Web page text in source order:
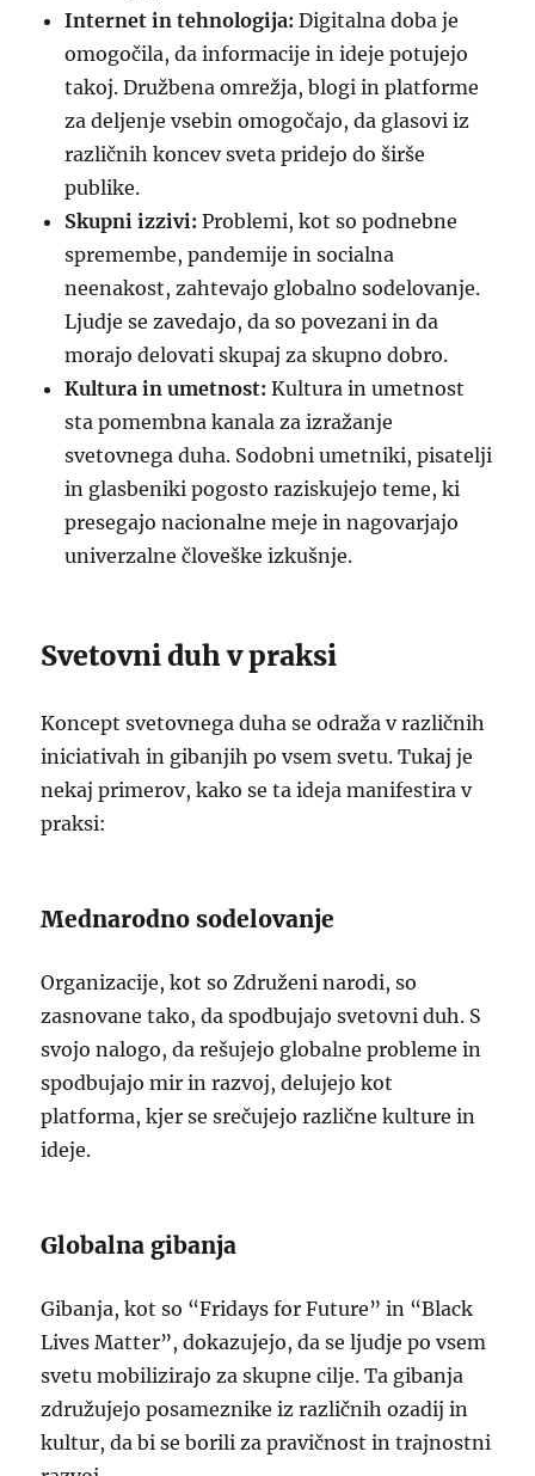
Internet in tehnologija: Digitalna doba je
omogočila, da informacije in ideje potujejo
takoj. Družbena omrežja, blogi in platforme
za deljenje vsebin omogočajo, da glasovi iz
različnih koncev sveta pridejo do širše
publike.
Skupni izzivi: Problemi, kot so podnebne
spremembe, pandemije in socialna
neenakost, zahtevajo globalno sodelovanje.
Ljudje se zavedajo, da so povezani in da
morajo delovati skupaj za skupno dobro.
Kultura in umetnost: Kultura in umetnost
sta pomembna kanala za izražanje
svetovnega duha. Sodobni umetniki, pisatelji
in glasbeniki pogosto raziskujejo teme, ki
presegajo nacionalne meje in nagovarjajo
univerzalne človeške izkušnje.
Svetovni duh v praksi
Koncept svetovnega duha se odraža v različnih
iniciativah in gibanjih po vsem svetu. Tukaj je
nekaj primerov, kako se ta ideja manifestira v
praksi:
Mednarodno sodelovanje
Organizacije, kot so Združeni narodi, so
zasnovane tako, da spodbujajo svetovni duh. S
svojo nalogo, da rešujejo globalne probleme in
spodbujajo mir in razvoj, delujejo kot
platforma, kjer se srečujejo različne kulture in
ideje.
Globalna gibanja
Gibanja, kot so “Fridays for Future” in “Black
Lives Matter”, dokazujejo, da se ljudje po vsem
svetu mobilizirajo za skupne cilje. Ta gibanja
združujejo posameznike iz različnih ozadij in
kultur, da bi se borili za pravičnost in trajnostni